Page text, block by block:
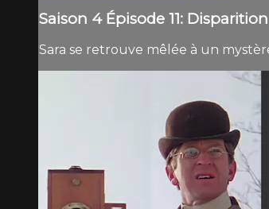
Saison 4 Épisode 11: Disparition
Sara se retrouve mêlée à un